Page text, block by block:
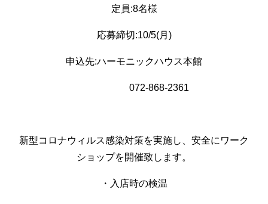
定員:8名様
応募締切 :10/5(月 )
申込先:ハーモニックハウス本館
072-868-2361
新型コロナウィルス感染対策を実施し、安全にワーク
ショップを開催致します。
・入店時の検温